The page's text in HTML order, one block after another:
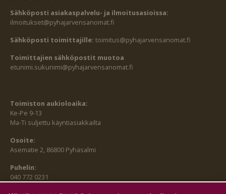
Sähköposti asiakaspalvelu- ja ilmoitusasioissa:
ilmoitukset@pyhajarvensanomat.fi
Sähköposti toimittajille: toimitus@pyhajarvensanomat.fi
Toimittajien sähköpostit muotoa
etunimi.sukunimi@pyhajarvensanomat.fi
Toimiston aukioloaika:
Ke-Pe 9-13
Ma-Ti suljettu käyntiasiakkailta
Osoite:
Asematie 2, 86800 Pyhäsalmi
Puhelin:
040 772 0231